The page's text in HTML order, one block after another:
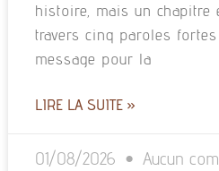
histoire, mais un chapitre
travers cinq paroles
message pour la
LIRE LA SUITE »
01/08/2026 Aucun